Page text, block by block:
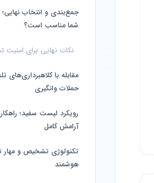
جمع‌بندی و انتخاب نهایی؛
شما مناسب است؟
نکات نهایی برای امنیت
مقابله با کلاهبرداری‌های
حملات وانگیری
رویکرد لیست سفید؛
آرامش کامل
تکنولوژی تشخیص و مهار
هوشمند